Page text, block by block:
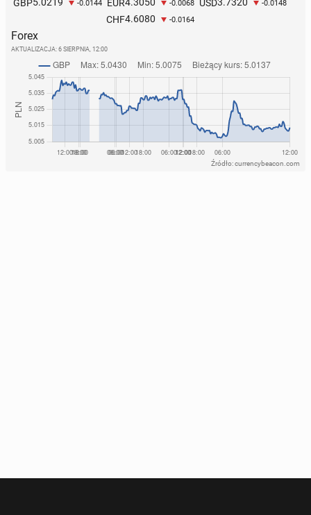
GBP -0.0144 EUR -0.0068 USD -0.0148
CHF4.6080 -0.0164
Forex
AKTUALIZACJA: 6 SIERPNIA, 12:00
Źródło: currencybeacon.com